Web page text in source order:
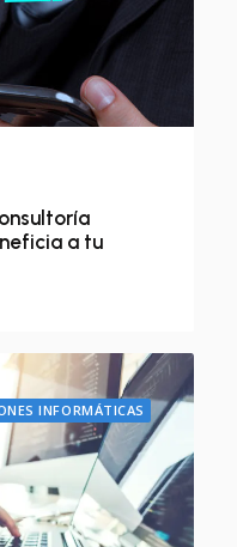
a tu
INFORMÁTICAS